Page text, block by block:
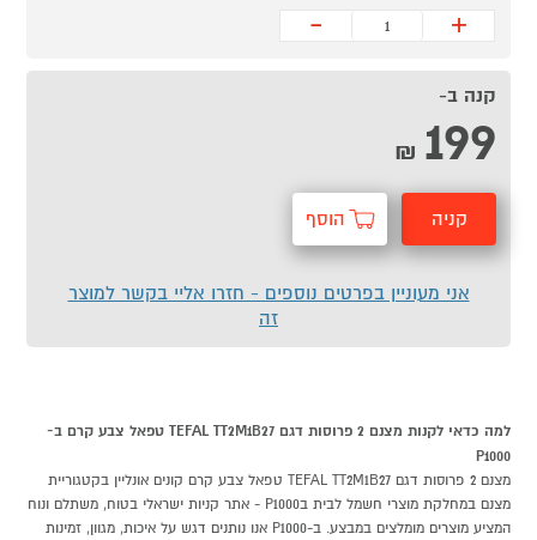
+
-
קנה ב-
199
₪
קניה הוסף
אני מעוניין בפרטים נוספים - חזרו אליי בקשר למוצר
זה
למה כדאי לקנות מצנם 2 פרוסות דגם TEFAL TT2M1B27 טפאל צבע קרם ב-
P1000
מצנם 2 פרוסות דגם TEFAL TT2M1B27 טפאל צבע קרם קונים אונליין בקטגוריית
מצנם במחלקת מוצרי חשמל לבית בP1000 - אתר קניות ישראלי בטוח, משתלם ונוח
המציע מוצרים מומלצים במבצע. ב-P1000 אנו נותנים דגש על איכות, מגוון, זמינות